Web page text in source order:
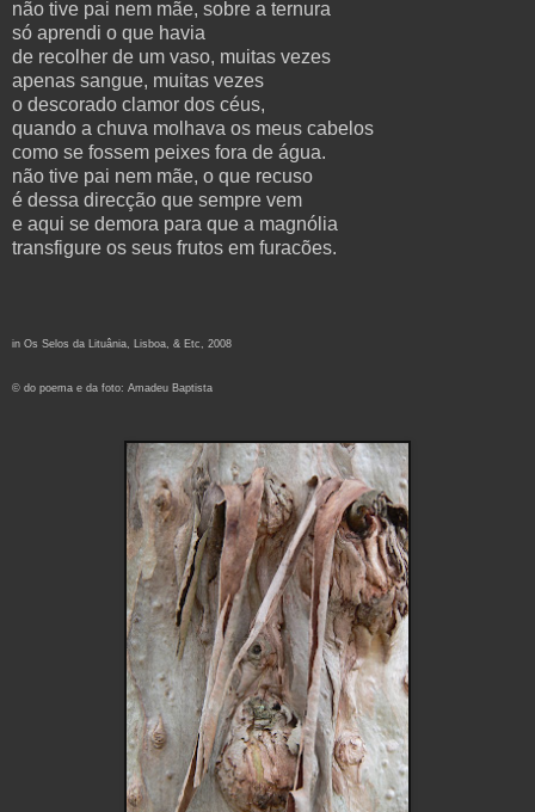
não tive pai nem mãe, sobre a ternura
só aprendi o que havia
de recolher de um vaso, muitas vezes
apenas sangue, muitas vezes
o descorado clamor dos céus,
quando a chuva molhava os meus cabelos
como se fossem peixes fora de água.
não tive pai nem mãe, o que recuso
é dessa direcção que sempre vem
e aqui se demora para que a magnólia
transfigure os seus frutos em furacões.
in Os Selos da Lituânia, Lisboa, & Etc, 2008
© do poema e da foto: Amadeu Baptista